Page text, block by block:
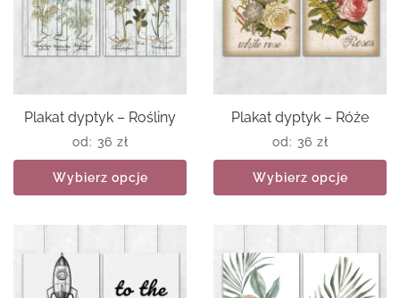
Plakat dyptyk – Rośliny
od: 36 zł
Wybierz opcje
Plakat dyptyk – Róże
od: 36 zł
Wybierz opcje